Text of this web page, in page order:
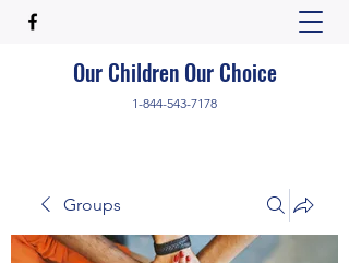
Our Children Our Choice
1-844-543-7178
Groups